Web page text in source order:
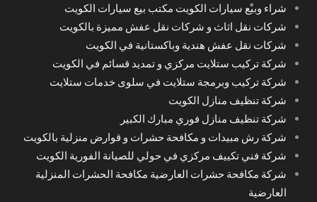
شراء وبيْع سيارات الكويت مكتب بيع سيارات الكويت
شركات نقل اثاث و شركات نقل عفش مميزة بالكويت
شركات نقل عفش هندية وباكستانية في الكويت
شركة تركيب ستلايت مركزي و تمديد قسائم في الكويت
شركة تركيب وبرمجة ستلايت في سلوى خدمات ستلايت
شركة تنظيف منازل الكويت
شركة تنظيف منازل فوري مبارك الكبير
شركة رش مبيدات و مكافحة حشرات و قوارض منزلية بالكويت
شركة فني تكييف مركزي في حولي للصيانة الفورية الكويت
شركة مكافحة حشرات العارضية مكافحة الحشرات المنزلية
العارضية